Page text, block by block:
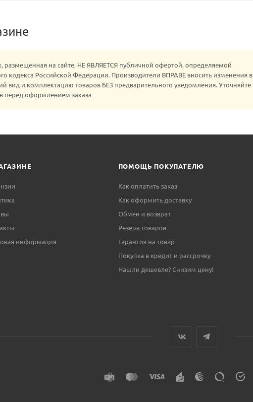
на сайте, НЕ ЯВЛЯЕТСЯ публичной офертой, определяемой
кодекса Российской Федерации. Производители ВПРАВЕ вносить изменения в
вид и комплектацию товаров БЕЗ предварительного уведомления. Уточняйте
перед оформлением заказа
информация
ПОМОЩЬ ПОКУПАТЕЛЮ
Как оплатить заказ
Как оформить доставку
Обмен и возврат
Резерв товаров
Гарантия на товар
Покупка в кредит и рассрочку
Нашли дешевле? Снизим цену!